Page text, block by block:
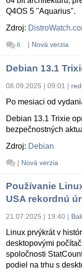
Q4OS 5 "Aquarius".
Zdroj:
6 | Nová verzia
Debian 13.1
08.09.2025 | 09:01 |
Po mesiaci od
Debian 13.1 Trixie
bezpečnostných
Zdroj: Debian
| Nová verzia
Používanie
USA rekordnú
21.07.2025 | 19:40 |
Linux prvýkrát v
desktopovými
spoločnosti
podiel na trhu s